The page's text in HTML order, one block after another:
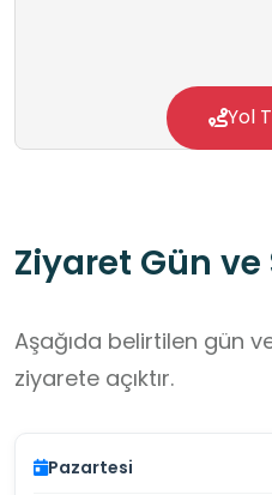
Yol
Ziyaret Gün
Aşağıda belirtilen gün
ziyarete açıktır.
Pazartesi